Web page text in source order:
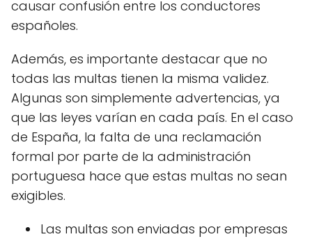
causar confusión entre los conductores
españoles.
Además, es importante destacar que no
todas las multas tienen la misma validez.
Algunas son simplemente advertencias, ya
que las leyes varían en cada país. En el caso
de España, la falta de una reclamación
formal por parte de la administración
portuguesa hace que estas multas no sean
exigibles.
Las multas son enviadas por empresas